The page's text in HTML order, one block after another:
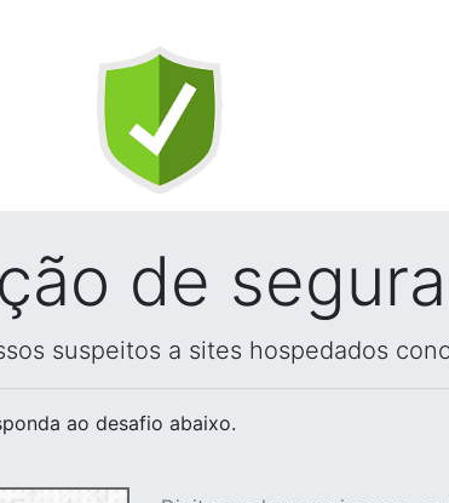
de
suspeitos a sites hospedados
ao desafio abaixo.